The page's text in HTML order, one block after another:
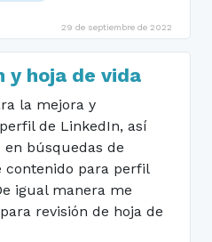
29 de septiembre de 2022
y hoja de vida
la mejora y
de LinkedIn, así
búsquedas de
contenido para perfil
igual manera me
revisión de hoja de